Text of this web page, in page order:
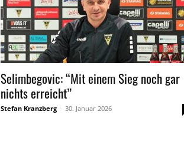
Selimbegovic: “Mit einem Sieg noch gar
nichts erreicht”
Stefan Kranzberg - 30. Januar 2026